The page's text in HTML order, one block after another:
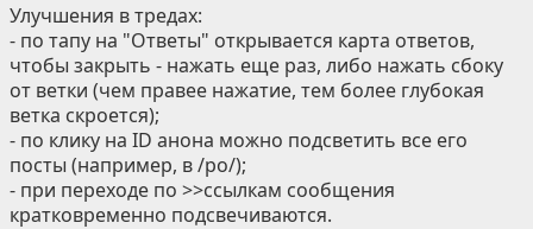
Улучшения в тредах:
- по тапу на "Ответы" открывается карта ответов,
чтобы закрыть - нажать еще раз, либо нажать сбоку
от ветки (чем правее нажатие, тем более глубокая
ветка скроется);
- по клику на ID анона можно подсветить все его
посты (например, в /po/);
- при переходе по >>ссылкам сообщения
кратковременно подсвечиваются.